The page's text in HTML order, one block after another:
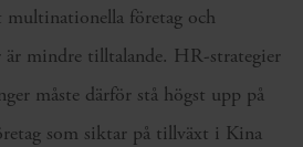
multinationella företag och
är mindre tilltalande. HR-strategier
måste därför stå högst upp på
som siktar på tillväxt i Kina